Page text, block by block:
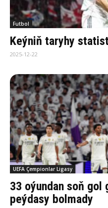
Futbol
Keýniň taryhy
2025-12-22
UEFA Çempionlar Ligasy
33 oýundan soň
peýdasy bolmady